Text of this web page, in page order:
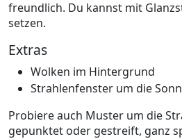
freundlich. Du kannst mit
setzen.
Extras
Wolken im Hintergrund
Strahlenfenster um die
Probiere auch Muster um die
gepunktet oder gestreift, ganz